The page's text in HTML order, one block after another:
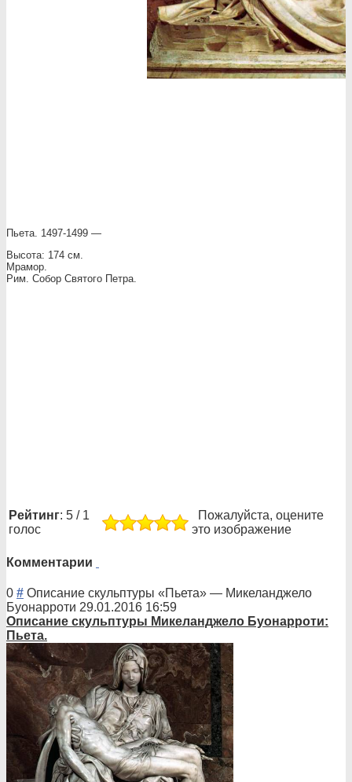
Пьета. 1497-1499 —
Высота: 174 см.
Мрамор.
Рим. Собор Святого Петра.
Рейтинг: 5 / 1
голос
Пожалуйста, оцените
это изображение
Комментарии
0 # Описание скульптуры «Пьета» — Микеланджело
Буонарроти 29.01.2016 16:59
Описание скульптуры Микеланджело Буонарроти:
Пьета.